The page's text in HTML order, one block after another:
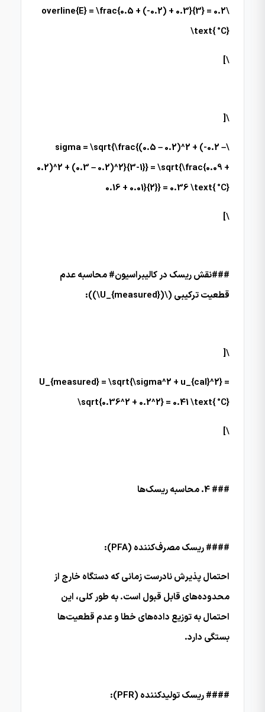
\overline{E} = \frac{0.5 + (-0.2) + 0.3}{3} = 0.2
\text{ °C}
\]
\[
\sigma = \sqrt{\frac{(0.5 – 0.2)^2 + (-0.2 –
0.2)^2 + (0.3 – 0.2)^2}{3-1}} = \sqrt{\frac{0.09 +
0.16 + 0.01}{2}} = 0.36 \text{ °C}
\]
###نقش ریسک در کالیبراسیون# محاسبه عدم
قطعیت ترکیبی (\(U_{measured}\)):
\[
U_{measured} = \sqrt{\sigma^2 + u_{cal}^2} =
\sqrt{0.36^2 + 0.2^2} = 0.41 \text{ °C}
\]
### 4. محاسبه ریسک‌ها
#### ریسک مصرف‌کننده (PFA):
احتمال پذیرش نادرست زمانی که دستگاه خارج از
محدوده‌های قابل قبول است. به طور کلی، این
احتمال به توزیع داده‌های خطا و عدم قطعیت‌ها
بستگی دارد.
#### ریسک تولیدکننده (PFR):